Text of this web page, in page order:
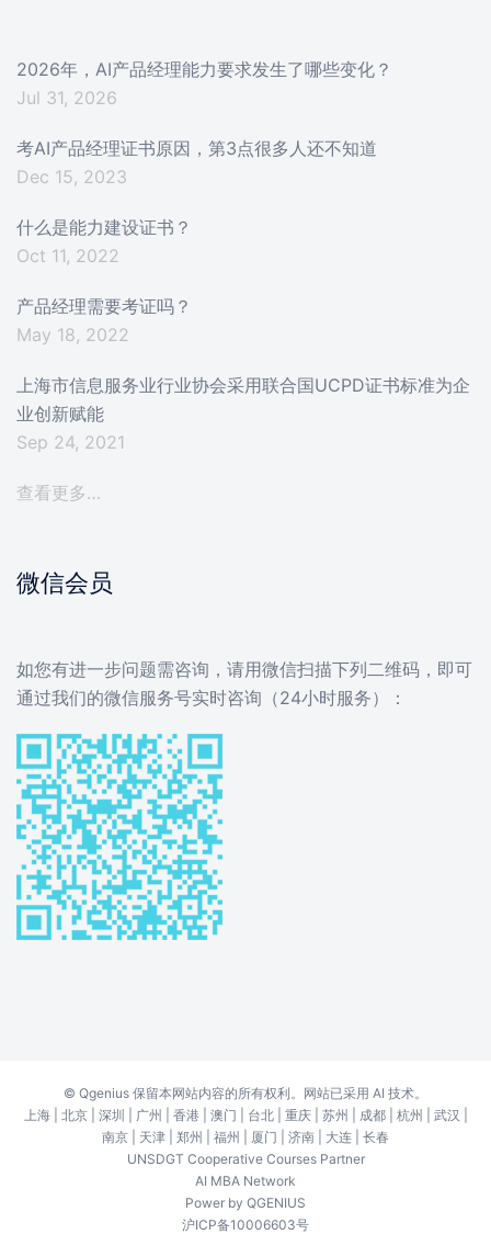
2026年，AI产品经理能力要求发生了哪些变化？
Jul 31, 2026
考AI产品经理证书原因，第3点很多人还不知道
Dec 15, 2023
什么是能力建设证书？
Oct 11, 2022
产品经理需要考证吗？
May 18, 2022
上海市信息服务业行业协会采用联合国UCPD证书标准为企
业创新赋能
Sep 24, 2021
查看更多…
微信会员
如您有进一步问题需咨询，请用微信扫描下列二维码，即可
通过我们的微信服务号实时咨询（24小时服务）：
© Qgenius 保留本网站内容的所有权利。网站已采用 AI 技术。
上海| 北京| 深圳 广州 香港| 澳门 台北| 重庆| 苏州 成都| 杭州 武汉
南京
天津 郑州 福州 厦门 济南 大连
长春
UNSDGT Cooperative Courses Partner
AI MBA Network
Power by QGENIUS
沪ICP备10006603号